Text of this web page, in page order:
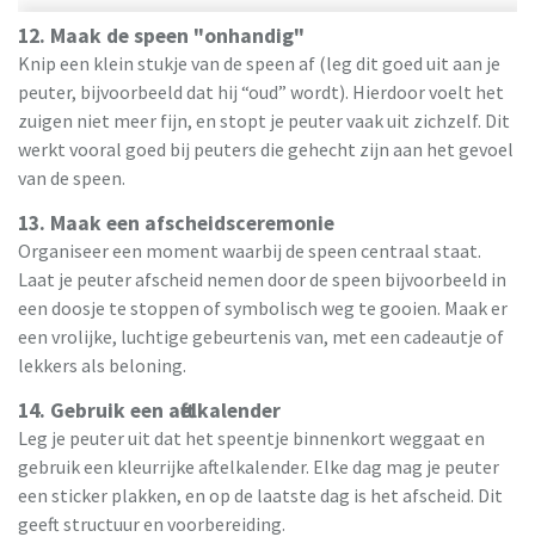
12. Maak de speen "onhandig"
Knip een klein stukje van de speen af (leg dit goed uit aan je
peuter, bijvoorbeeld dat hij “oud” wordt). Hierdoor voelt het
zuigen niet meer fijn, en stopt je peuter vaak uit zichzelf. Dit
werkt vooral goed bij peuters die gehecht zijn aan het gevoel
van de speen.
13. Maak een afscheidsceremonie
Organiseer een moment waarbij de speen centraal staat.
Laat je peuter afscheid nemen door de speen bijvoorbeeld in
een doosje te stoppen of symbolisch weg te gooien. Maak er
een vrolijke, luchtige gebeurtenis van, met een cadeautje of
lekkers als beloning.
14. Gebruik een aftelkalender
Leg je peuter uit dat het speentje binnenkort weggaat en
gebruik een kleurrijke aftelkalender. Elke dag mag je peuter
een sticker plakken, en op de laatste dag is het afscheid. Dit
geeft structuur en voorbereiding.